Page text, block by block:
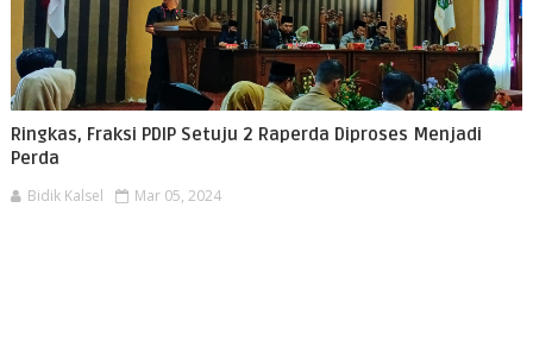
Ringkas, Fraksi PDIP Setuju 2 Raperda Diproses Menjadi
Perda
Bidik Kalsel Mar 05, 2024